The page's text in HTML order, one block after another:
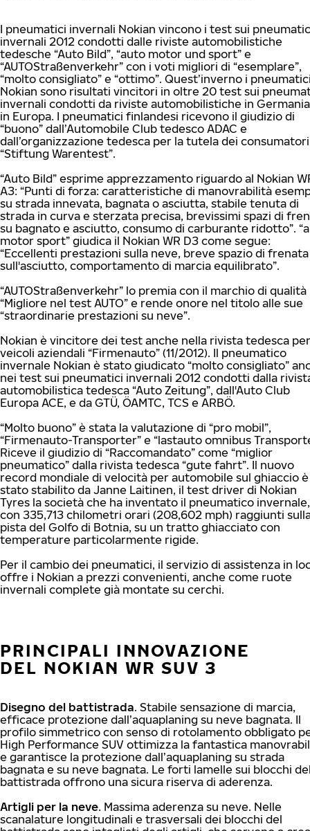
I pneumatici invernali Nokian vincono i test sui
invernali 2012 condotti dalle riviste automobilistiche
tedesche “Auto Bild”, “auto motor und sport” e
“AUTOStraßenverkehr” con i voti migliori di “esemplare”,
“molto consigliato” e “ottimo”. Quest’inverno i
Nokian sono risultati vincitori in oltre 20 test sui
invernali condotti da riviste automobilistiche in
in Europa. I pneumatici finlandesi ricevono il giudizio di
“buono” dall’Automobile Club tedesco ADAC e
dall’organizzazione tedesca per la tutela dei consumatori
“Stiftung Warentest”.
“Auto Bild” esprime apprezzamento riguardo al Nokian
A3: “Punti di forza: caratteristiche di manovrabilità
su strada innevata, bagnata o asciutta, stabile tenuta di
strada in curva e sterzata precisa, brevissimi spazi di
su bagnato e asciutto, consumo di carburante ridotto”.
motor sport” giudica il Nokian WR D3 come segue:
“Eccellenti prestazioni sulla neve, breve spazio di frenata
sull'asciutto, comportamento di marcia equilibrato”.
“AUTOStraßenverkehr” lo premia con il marchio di qualità
“Migliore nel test AUTO” e rende onore nel titolo alle sue
“straordinarie prestazioni su neve”.
Nokian è vincitore dei test anche nella rivista tedesca per
veicoli aziendali “Firmenauto” (11/2012). Il pneumatico
invernale Nokian è stato giudicato “molto consigliato”
nei test sui pneumatici invernali 2012 condotti dalla
automobilistica tedesca “Auto Zeitung”, dall'Auto Club
Europa ACE, e da GTÜ, ÖAMTC, TCS e ARBÖ.
“Molto buono” è stata la valutazione di “pro mobil”,
“Firmenauto-Transporter” e “lastauto omnibus
Riceve il giudizio di “Raccomandato” come “miglior
pneumatico” dalla rivista tedesca “gute fahrt”. Il nuovo
record mondiale di velocità per automobile sul ghiaccio è
stato stabilito da Janne Laitinen, il test driver di Nokian
Tyres la società che ha inventato il pneumatico invernale,
con 335,713 chilometri orari (208,602 mph) raggiunti
pista del Golfo di Botnia, su un tratto ghiacciato con
temperature particolarmente rigide.
Per il cambio dei pneumatici, il servizio di assistenza in
offre i Nokian a prezzi convenienti, anche come ruote
invernali complete già montate su cerchi.
PRINCIPALI INNOVAZIONE
DEL NOKIAN WR SUV 3
Disegno del battistrada. Stabile sensazione di marcia,
efficace protezione dall’aquaplaning su neve bagnata. Il
profilo simmetrico con senso di rotolamento obbligato
High Performance SUV ottimizza la fantastica
e garantisce la protezione dall’aquaplaning su strada
bagnata e su neve bagnata. Le forti lamelle sui blocchi
battistrada offrono una sicura riserva di aderenza.
Artigli per la neve. Massima aderenza su neve. Nelle
scanalature longitudinali e trasversali dei blocchi del